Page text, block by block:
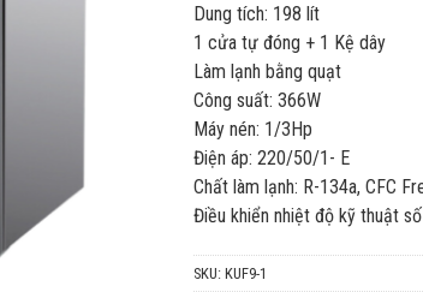
Dung tích: 198 lít
1 cửa tự đóng + 1 Kệ dây
Làm lạnh bằng quạt
Công suất: 366W
Máy nén: 1/3Hp
Điện áp: 220/50/1- E
Chất làm lạnh: R-134a, CFC
Điều khiển nhiệt độ kỹ thuật số
SKU: KUF9-1